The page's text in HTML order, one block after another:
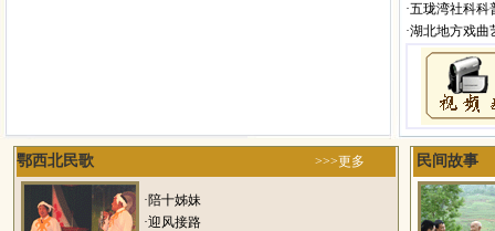
·五珑湾社科科
·湖北地方戏曲
鄂西北民歌 >>>更多
·陪十姊妹
·迎风接路
民间故事